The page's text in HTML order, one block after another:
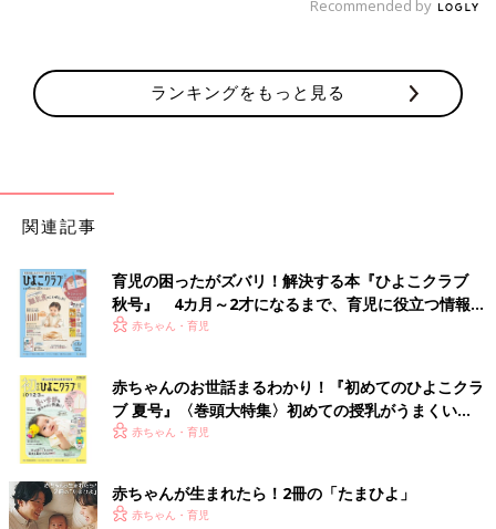
Recommended by
ランキングをもっと見る
関連記事
育児の困ったがズバリ！解決する本『ひよこクラブ
秋号』 4カ月～2才になるまで、育児に役立つ情報が
いっぱい！
赤ちゃん・育児
赤ちゃんのお世話まるわかり！『初めてのひよこクラ
ブ 夏号』〈巻頭大特集〉初めての授乳がうまくい
く！ おっぱい・ミルクの基本と夏のトラブル 解決テ
赤ちゃん・育児
赤ちゃんが生まれたら！2冊の「たまひよ」
赤ちゃん・育児